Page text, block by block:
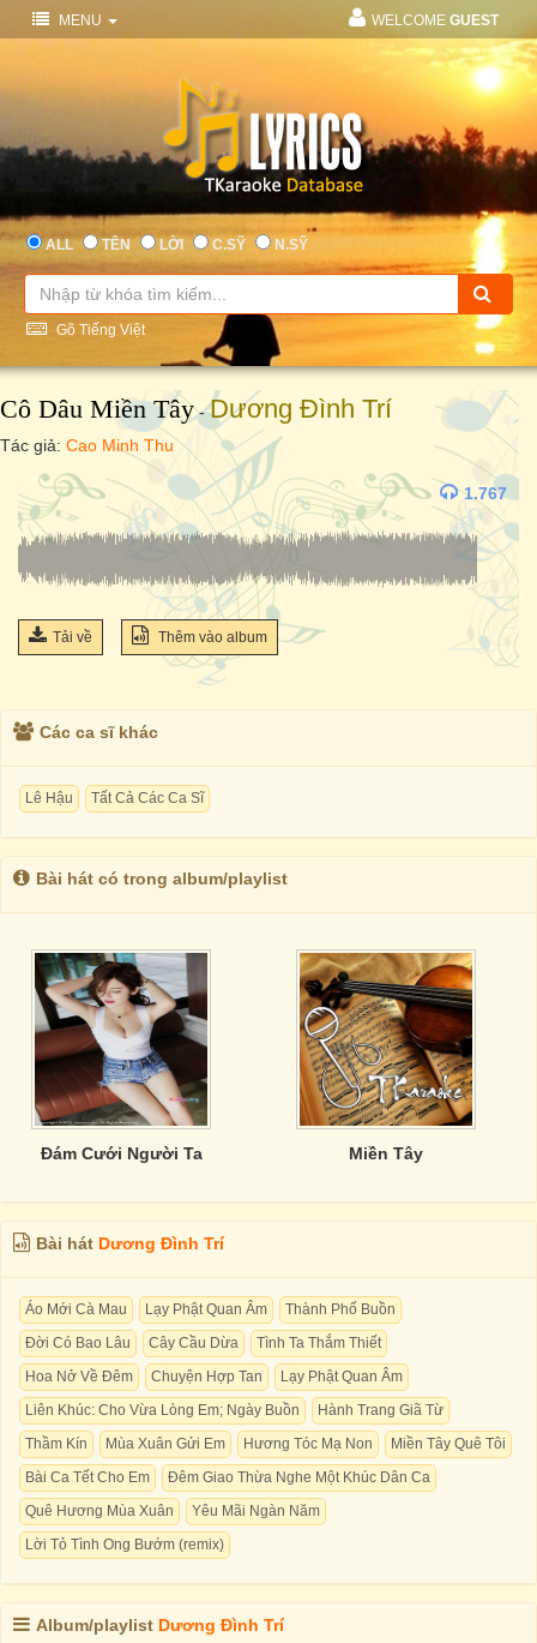
MENU WELCOME GUEST
ALL TÊN LỜI C.SỸ N.SỸ
Gõ Tiếng Việt
Cô Dâu Miền Tây-Dương Đình Trí
Tác giả: Cao Minh Thu
1.767
Tải về Thêm vào album
Các ca sĩ khác
Lê Hậu Tất Cả Các Ca Sĩ
Bài hát có trong album/playlist
Đám Cưới Người Ta Miền Tây
Bài hát Dương Đình Trí
Áo Mới Cà Mau Lạy Phật Quan Âm
Thành Phố Buồn
Đời Có Bao Lâu
Cây Cầu Dừa
Tình Ta Thắm Thiết
Hoa Nở Về Đêm
Chuyện Hợp Tan
Lạy Phật Quan Âm
Liên Khúc: Cho Vừa Lòng Em; Ngày Buồn
Hành Trang Giã Từ
Thầm Kín
Mùa Xuân Gửi Em Hương Tóc Mạ Non
Miền Tây Quê Tôi
Bài Ca Tết Cho Em
Đêm Giao Thừa Nghe Một Khúc Dân Ca
Quê Hương Mùa Xuân
Yêu Mãi Ngàn Năm
Lời Tỏ Tình Ong Bướm (remix)
Album/playlist Dương Đình Trí